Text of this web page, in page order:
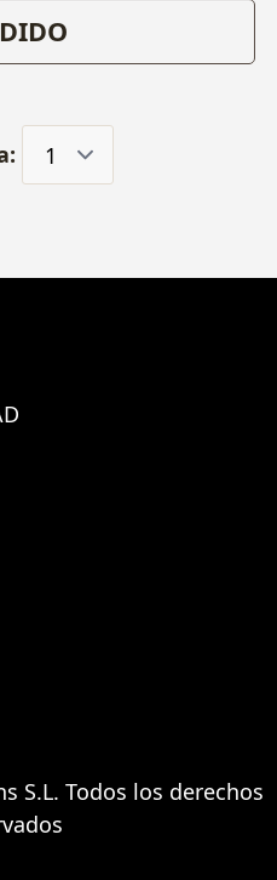
S.L. Todos los derechos